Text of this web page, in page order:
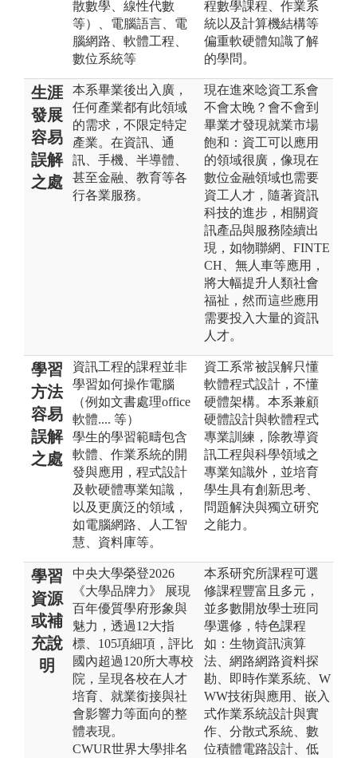
散數學、線性代數
等）、電腦語言、電
腦網路、軟體工程、
數位系統等
程數學課程、作業系
統以及計算機結構等
偏重軟硬體知識了解
的學問。
生涯
發展
容易
誤解
之處
本系畢業後出入廣，
任何產業都有此領域
的需求，不限定特定
產業。在資訊、通
訊、手機、半導體、
甚至金融、教育等各
行各業服務。
現在進來唸資工系會
不會太晚？會不會到
畢業才發現就業市場
飽和：資工可以應用
的領域很廣，像現在
數位金融領域也需要
資工人才，隨著資訊
科技的進步，相關資
訊產品與服務陸續出
現，如物聯網、FINTE
CH、無人車等應用，
將大幅提升人類社會
福祉，然而這些應用
需要投入大量的資訊
人才。
學習
方法
容易
誤解
之處
資訊工程的課程並非
學習如何操作電腦
（例如文書處理office
軟體.... 等）
學生的學習範疇包含
軟體、作業系統的開
發與應用，程式設計
及軟硬體專業知識，
以及更廣泛的領域，
如電腦網路、人工智
慧、資料庫等。
資工系常被誤解只懂
軟體程式設計，不懂
硬體架構。本系兼顧
硬體設計與軟體程式
專業訓練，除教導資
訊工程與科學領域之
專業知識外，並培育
學生具有創新思考、
問題解決與獨立研究
之能力。
學習
資源
或補
充說
明
中央大學榮登2026
《大學品牌力》 展現
百年優質學府形象與
魅力，透過12大指
標、105項細項，評比
國內超過120所大專校
院，呈現各校在人才
培育、就業銜接與社
會影響力等面向的整
體表現。
CWUR世界大學排名
本系研究所課程可選
修課程豐富且多元，
並多數開放學士班同
學選修，特色課程
如：生物資訊演算
法、網路網路資料探
勘、即時作業系統、W
WW技術與應用、嵌入
式作業系統設計與實
作、分散式系統、數
位積體電路設計、低